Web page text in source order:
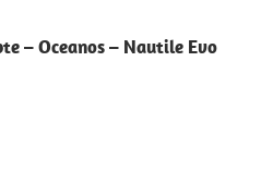
– Oceanos – Nautile Evo